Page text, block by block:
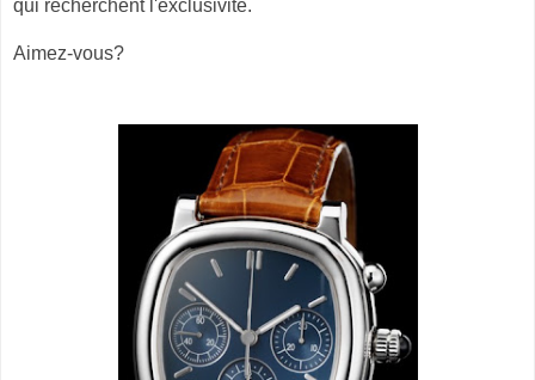
qui recherchent l'exclusivité.
Aimez-vous?